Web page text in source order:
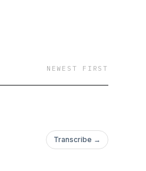
NEWEST FIRST
Transcribe →